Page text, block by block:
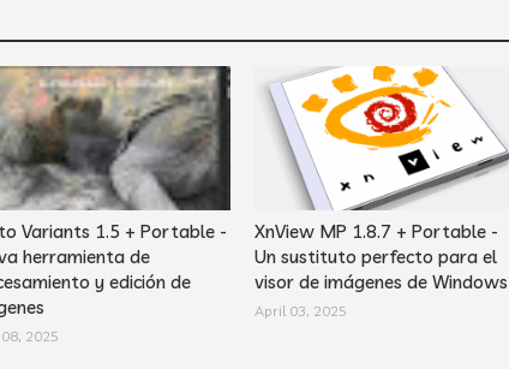
Variants 1.5 + Portable -
herramienta de
y edición de
2025
XnView MP 1.8.7 + Portable -
Un sustituto perfecto para el
visor de imágenes de Windows
April 03, 2025